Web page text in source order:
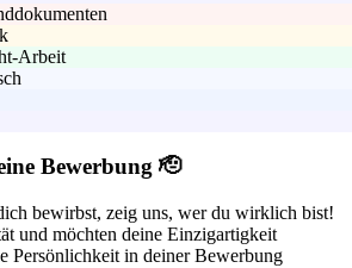
Arbeit
Bewerbung 🫡
bewirbst, zeig uns, wer du wirklich bist!
und möchten deine Einzigartigkeit
Persönlichkeit in deiner Bewerbung